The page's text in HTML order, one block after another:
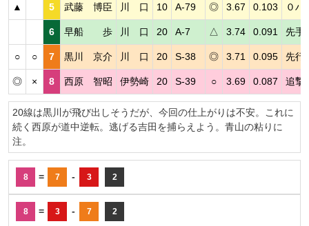
▲ 5 武藤 博臣 川 口 10 A-79 ◎ 3.67 0.103 ０ハ
6 早船 歩 川 口 20 A-7 △ 3.74 0.091 先手
○ ○ 7 黒川 京介 川 口 20 S-38 ◎ 3.71 0.095 先行
◎ × 8 西原 智昭 伊勢崎 20 S-39 ○ 3.69 0.087 追撃
20線は黒川が飛び出しそうだが、今回の仕上がりは不安。これに
続く西原が道中逆転。逃げる吉田を捕らえよう。青山の粘りに
注。
8 = 7 - 3 2
8 = 3 - 7 2